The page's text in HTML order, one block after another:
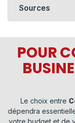
Sources
POUR
Le choix entre
dépendra